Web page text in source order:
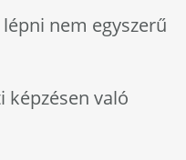
nem egyszerű
képzésen való